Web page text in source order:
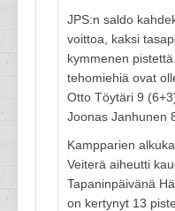
JPS:n saldo
voittoa, kaksi
kymmenen
tehomiehiä ovat
Otto Töytäri 9
Joonas Janhunen
Kampparien
Veiterä aiheutti
Tapaninpäivänä
on kertynyt 13